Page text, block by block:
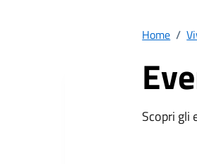
Home /
Scopri gli